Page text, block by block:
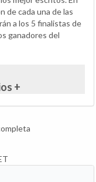
de cada una de las
a los 5 finalistas de
ganadores del
+